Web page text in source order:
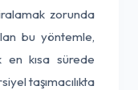
zorunda
bu yöntemle,
en kısa sürede
taşımacılıkta